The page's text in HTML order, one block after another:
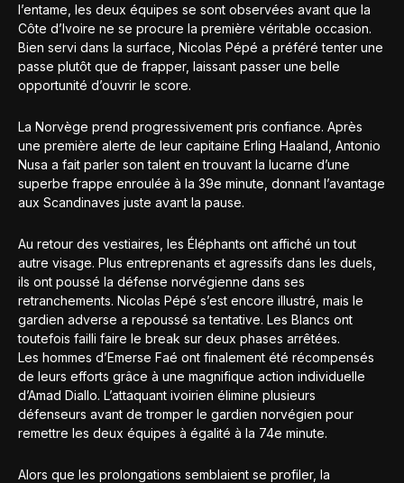
l’entame, les deux équipes se sont observées avant que la
Côte d’Ivoire ne se procure la première véritable occasion.
Bien servi dans la surface, Nicolas Pépé a préféré tenter une
passe plutôt que de frapper, laissant passer une belle
opportunité d’ouvrir le score.
La Norvège prend progressivement pris confiance. Après
une première alerte de leur capitaine Erling Haaland, Antonio
Nusa a fait parler son talent en trouvant la lucarne d’une
superbe frappe enroulée à la 39e minute, donnant l’avantage
aux Scandinaves juste avant la pause.
Au retour des vestiaires, les Éléphants ont affiché un tout
autre visage. Plus entreprenants et agressifs dans les duels,
ils ont poussé la défense norvégienne dans ses
retranchements. Nicolas Pépé s’est encore illustré, mais le
gardien adverse a repoussé sa tentative. Les Blancs ont
toutefois failli faire le break sur deux phases arrêtées.
Les hommes d’Emerse Faé ont finalement été récompensés
de leurs efforts grâce à une magnifique action individuelle
d’Amad Diallo. L’attaquant ivoirien élimine plusieurs
défenseurs avant de tromper le gardien norvégien pour
remettre les deux équipes à égalité à la 74e minute.
Alors que les prolongations semblaient se profiler, la